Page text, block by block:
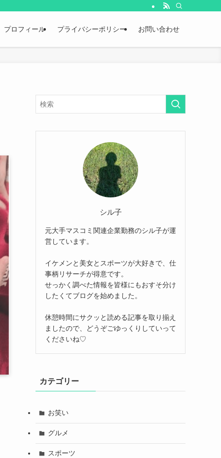
プロフィール プライバシーポリシー お問い合わせ
シル子
元大手マスコミ関連企業勤務のシル子が運
営しています。
イケメンと美女とスポーツが大好きで、仕
事柄リサーチが得意です。
せっかく調べた情報を皆様にもおすそ分け
したくてブログを始めました。
休憩時間にサクッと読める記事を取り揃え
ましたので、どうぞごゆっくりしていって
くださいね♡
カテゴリー
お笑い
グルメ
スポーツ